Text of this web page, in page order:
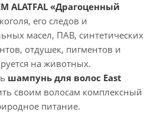
ALATFAL «Драгоценный
его следов и
масел, ПАВ, синтетических
отдушек, пигментов и
на животных.
шампунь для волос East
своим волосам комплексный
питание.